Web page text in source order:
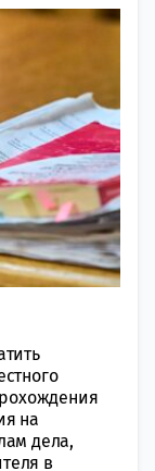
на
дела,
в